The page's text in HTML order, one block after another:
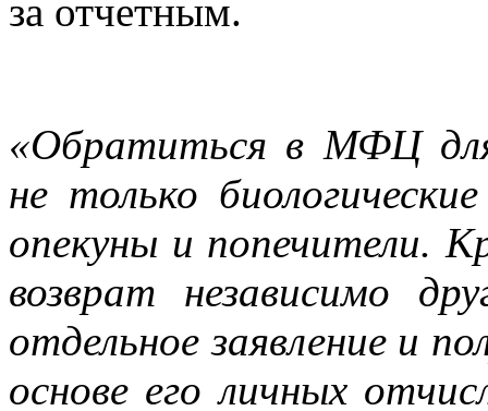
за отчетным.
«Обратиться в МФЦ
не только
опекуны и попечители.
возврат независимо
отдельное заявление и
основе его личных